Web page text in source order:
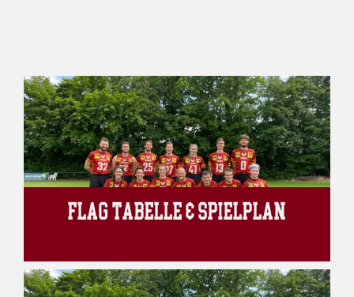
FLAG TABELLE & SPIELPLAN